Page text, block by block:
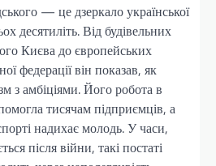
— це дзеркало української
десятиліть. Від будівельних
Києва до європейських
федерації він показав, як
з амбіціями. Його робота в
тисячам підприємців, а
надихає молодь. У часи,
після війни, такі постаті